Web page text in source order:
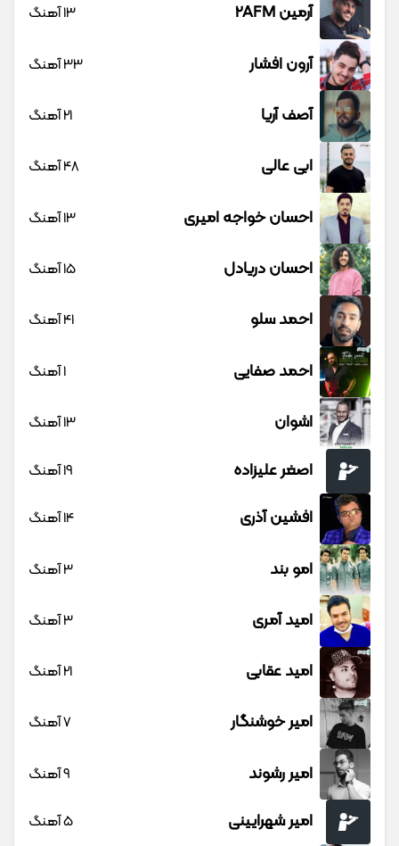
آرمین 2AFM 13 آهنگ
آرون افشار 33 آهنگ
آصف آریا 21 آهنگ
ابی عالی 48 آهنگ
احسان خواجه امیری 13 آهنگ
احسان دریادل 15 آهنگ
احمد سلو 41 آهنگ
احمد صفایی 1 آهنگ
اشوان 13 آهنگ
اصغر علیزاده 19 آهنگ
افشین آذری 14 آهنگ
امو بند 3 آهنگ
امید آمری 3 آهنگ
امید عقابی 21 آهنگ
امیر خوشنگار 7 آهنگ
امیر رشوند 9 آهنگ
امیر شهرایینی 5 آهنگ